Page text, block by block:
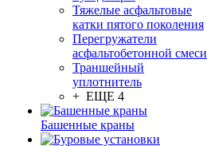
Тяжелые асфальтовые
катки пятого поколения
Перегружатели
асфальтобетонной смеси
Траншейный
уплотнитель
+ ЕЩЕ 4
Башенные краны